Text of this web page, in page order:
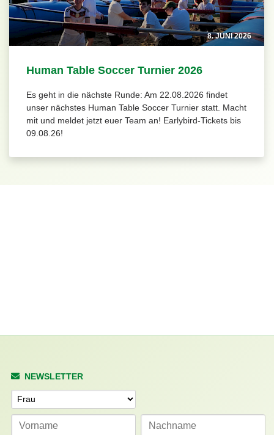
8. JUNI 2026
Human Table Soccer Turnier 2026
Es geht in die nächste Runde: Am 22.08.2026 findet
unser nächstes Human Table Soccer Turnier statt. Macht
mit und meldet jetzt euer Team an! Earlybird-Tickets bis
09.08.26!
NEWSLETTER
Anrede